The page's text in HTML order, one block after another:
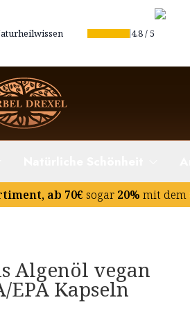
4.8/5
ab 70€ sogar 20% mit dem
Algenöl vegan
EPA Kapseln